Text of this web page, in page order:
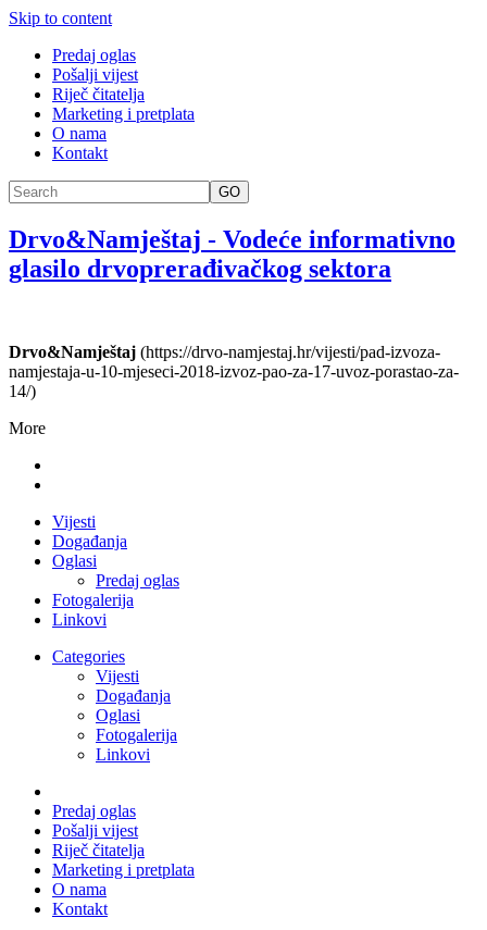
Skip to content
Predaj oglas
Pošalji vijest
Riječ čitatelja
Marketing i pretplata
O nama
Kontakt
GO
Drvo&Namještaj - Vodeće informativno
glasilo drvoprerađivačkog sektora
Drvo&Namještaj (https://drvo-namjestaj.hr/vijesti/pad-izvoza-
namjestaja-u-10-mjeseci-2018-izvoz-pao-za-17-uvoz-porastao-za-
14/)
More
Vijesti
Događanja
Oglasi
Predaj oglas
Fotogalerija
Linkovi
Categories
Vijesti
Događanja
Oglasi
Fotogalerija
Linkovi
Predaj oglas
Pošalji vijest
Riječ čitatelja
Marketing i pretplata
O nama
Kontakt